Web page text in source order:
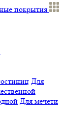
покрытия
Для
Для мечети